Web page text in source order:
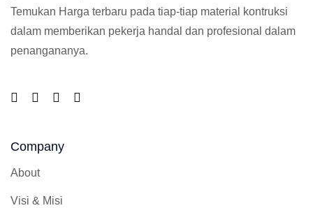
Temukan Harga terbaru pada tiap-tiap material kontruksi
dalam memberikan pekerja handal dan profesional dalam
penangananya.
Company
About
Visi & Misi